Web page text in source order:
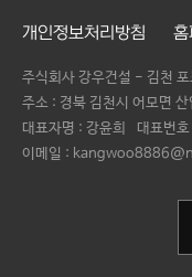
개인정보처리방침 홈
주식회사 강우건설 - 김천 포
주소 : 경북 김천시 어모면
대표자명 : 강윤희 대표번호
이메일 :